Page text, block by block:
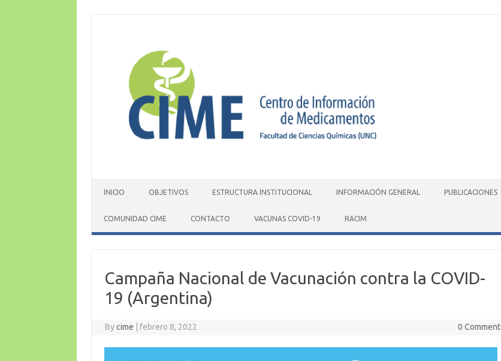
INICIO OBJETIVOS ESTRUCTURA INSTITUCIONAL INFORMACIÓN GENERAL PUBLICACIONES
COMUNIDAD CIME CONTACTO VACUNAS COVID-19 RACIM
Campaña Nacional de Vacunación contra la COVID-
19 (Argentina)
Bycime febrero 8, 2022 0 Comment